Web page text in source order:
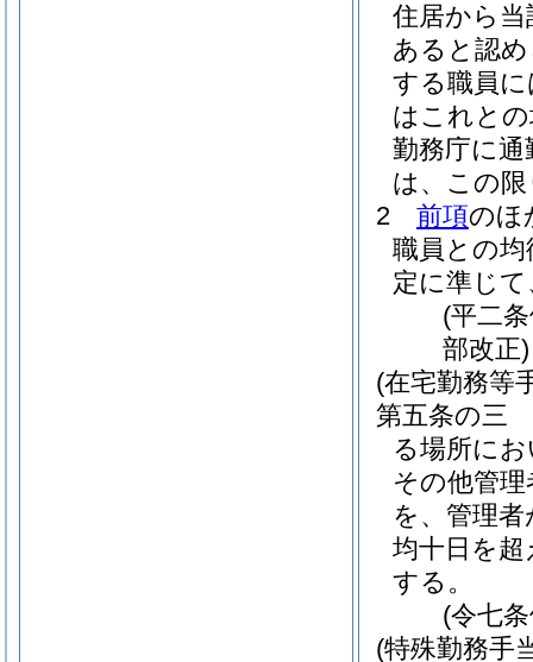
住居から
あると認
する職員
はこれと
勤務庁に
は、この
2
前項のほ
職員との
定に準じ
(平二
部改正)
(在宅勤務等
第五条の三
る場所に
その他管
を、管理
均十日を
する。
(令七
(特殊勤務手